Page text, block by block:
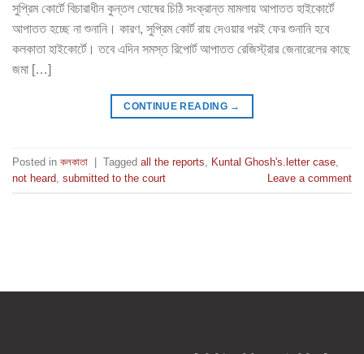
সুপ্রিম কোর্টে বিচারাধীন কুন্তল ঘোষের চিঠি সংক্রান্ত মামলায় আপাতত হাইকোর্টে
আপাতত হচ্ছে না শুনানি। কারণ, সুপ্রিম কোর্ট রায় দেওয়ার পরই ফের শুনানি হবে
কলকাতা হাইকোর্টে। তবে এদিন সমস্ত রিপোর্ট আপাতত রেজিস্ট্রার জেনারেলের কাছে
জমা […]
CONTINUE READING →
Posted in কলকাতা | Tagged all the reports Kuntal Ghosh's.letter case
not heard submitted to the court Leave a comment